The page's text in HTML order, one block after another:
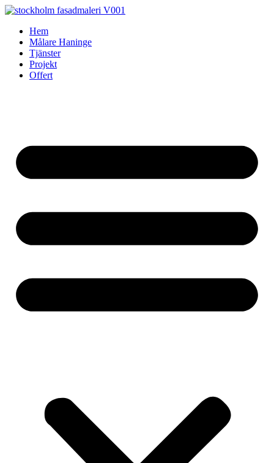
Skip
contentHem
Målare Haninge
Tjänster
Projekt
Offert